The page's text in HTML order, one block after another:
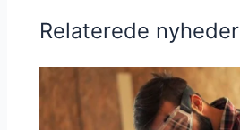
Relaterede nyheder